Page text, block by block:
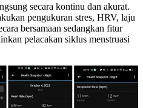
secara kontinu dan akurat.
pengukuran stres, HRV, laju
bersamaan sedangkan fitur
pelacakan siklus menstruasi